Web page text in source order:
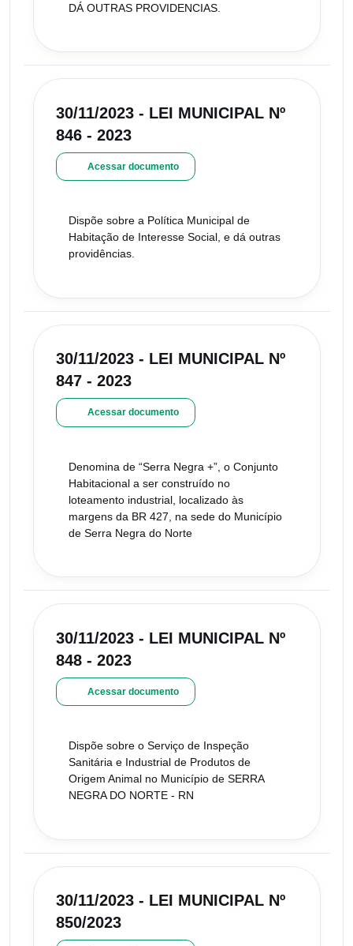
DÁ OUTRAS PROVIDENCIAS.
30/11/2023 - LEI MUNICIPAL Nº
846 - 2023
Acessar documento
Dispõe sobre a Política Municipal de
Habitação de Interesse Social, e dá outras
providências.
30/11/2023 - LEI MUNICIPAL Nº
847 - 2023
Acessar documento
Denomina de “Serra Negra +”, o Conjunto
Habitacional a ser construído no
loteamento industrial, localizado às
margens da BR 427, na sede do Município
de Serra Negra do Norte
30/11/2023 - LEI MUNICIPAL Nº
848 - 2023
Acessar documento
Dispõe sobre o Serviço de Inspeção
Sanitária e Industrial de Produtos de
Origem Animal no Município de SERRA
NEGRA DO NORTE - RN
30/11/2023 - LEI MUNICIPAL Nº
850/2023